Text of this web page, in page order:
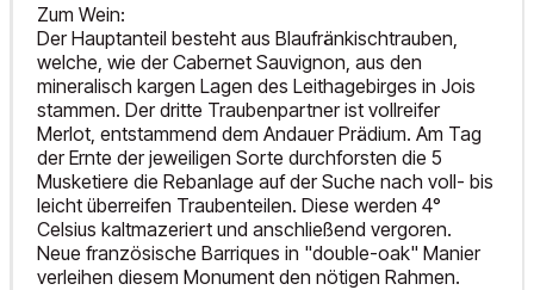
Zum Wein:
Der Hauptanteil besteht aus Blaufränkischtrauben,
welche, wie der Cabernet Sauvignon, aus den
mineralisch kargen Lagen des Leithagebirges in Jois
stammen. Der dritte Traubenpartner ist vollreifer
Merlot, entstammend dem Andauer Prädium. Am Tag
der Ernte der jeweiligen Sorte durchforsten die 5
Musketiere die Rebanlage auf der Suche nach voll- bis
leicht überreifen Traubenteilen. Diese werden 4°
Celsius kaltmazeriert und anschließend vergoren.
Neue französische Barriques in "double-oak" Manier
verleihen diesem Monument den nötigen Rahmen.